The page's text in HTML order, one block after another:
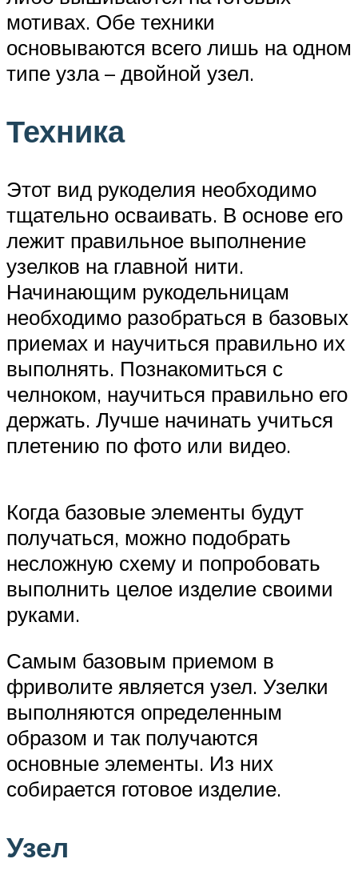
мотивах. Обе техники
основываются всего лишь на одном
типе узла – двойной узел.
Техника
Этот вид рукоделия необходимо
тщательно осваивать. В основе его
лежит правильное выполнение
узелков на главной нити.
Начинающим рукодельницам
необходимо разобраться в базовых
приемах и научиться правильно их
выполнять. Познакомиться с
челноком, научиться правильно его
держать. Лучше начинать учиться
плетению по фото или видео.
Когда базовые элементы будут
получаться, можно подобрать
несложную схему и попробовать
выполнить целое изделие своими
руками.
Самым базовым приемом в
фриволите является узел. Узелки
выполняются определенным
образом и так получаются
основные элементы. Из них
собирается готовое изделие.
Узел